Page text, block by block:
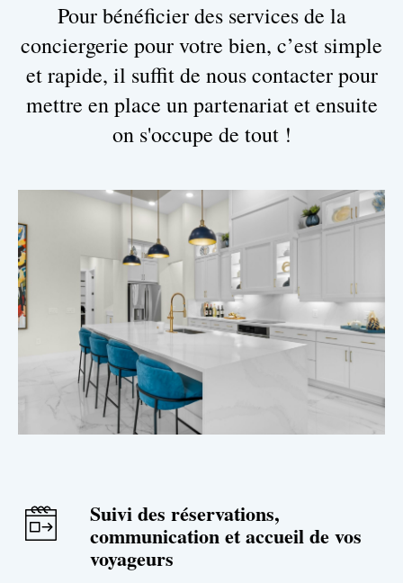
Pour bénéficier des services de la
conciergerie pour votre bien, c’est simple
et rapide, il suffit de nous contacter pour
mettre en place un partenariat et ensuite
on s'occupe de tout !
Suivi des réservations,
communication et accueil de vos
voyageurs